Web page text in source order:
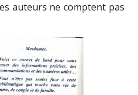
auteurs ne comptent pas